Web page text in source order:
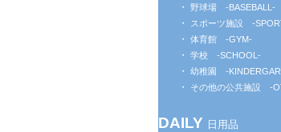
野球場 -BASEBALL-
スポーツ施設 -
体育館 -GYM-
学校 -SCHOOL-
幼稚園 -
その他の公共施設 -
DAILY 日用品